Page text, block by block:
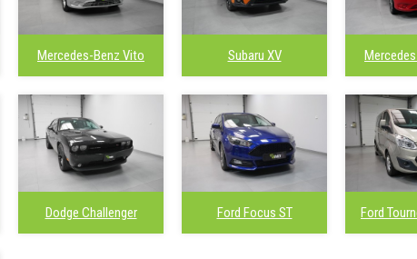
Mercedes-Benz Vito Subaru XV
Dodge Challenger Ford Focus ST Ford